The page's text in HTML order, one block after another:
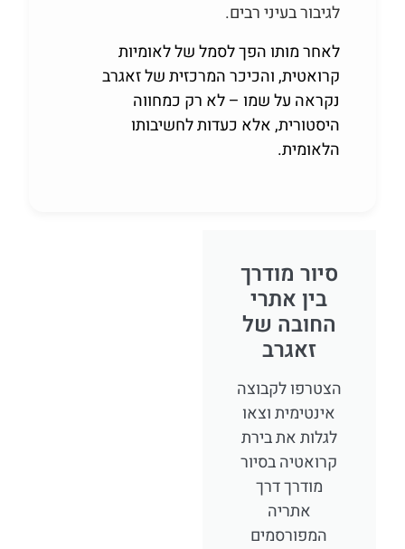
לגיבור בעיני רבים.
לאחר מותו הפך לסמל של לאומיות
קרואטית, והכיכר המרכזית של זאגרב
נקראה על שמו – לא רק כמחווה
היסטורית, אלא כעדות לחשיבותו
הלאומית.
סיור מודרך
בין אתרי
החובה של
זאגרב
הצטרפו לקבוצה
אינטימית וצאו
לגלות את בירת
קרואטיה בסיור
מודרך דרך
אתריה
המפורסמים